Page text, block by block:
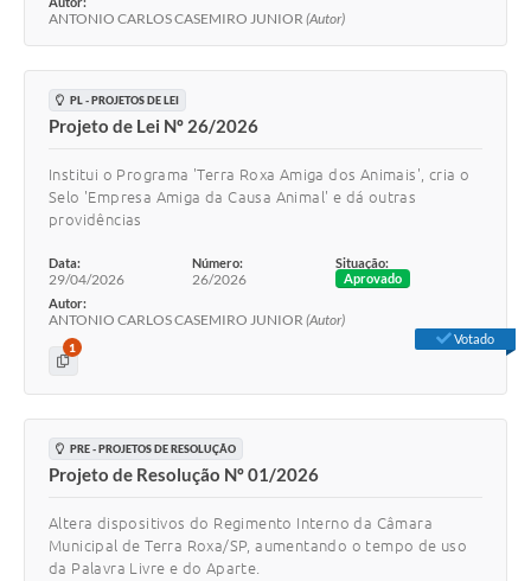
ANTONIO CARLOS CASEMIRO JUNIOR (Autor)
PL - PROJETOS DE LEI
Projeto de Lei Nº 26/2026
Institui o Programa 'Terra Roxa Amiga dos Animais', cria o
Selo 'Empresa Amiga da Causa Animal' e dá outras
providências
Data:
29/04/2026
Número:
26/2026
Situação:
Aprovado
Autor:
ANTONIO CARLOS CASEMIRO JUNIOR (Autor)
1
Votado
PRE - PROJETOS DE RESOLUÇÃO
Projeto de Resolução Nº 01/2026
Altera dispositivos do Regimento Interno da Câmara
Municipal de Terra Roxa/SP, aumentando o tempo de uso
da Palavra Livre e do Aparte.